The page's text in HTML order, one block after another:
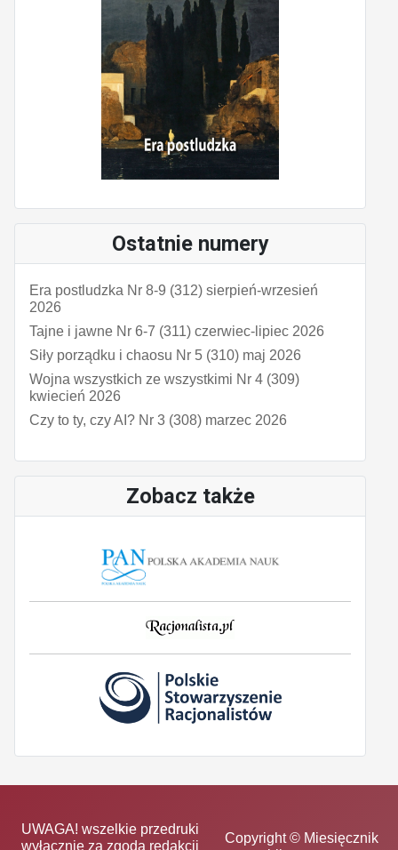
Ostatnie numery
Era postludzka Nr 8-9 (312) sierpień-wrzesień
2026
Tajne i jawne Nr 6-7 (311) czerwiec-lipiec 2026
Siły porządku i chaosu Nr 5 (310) maj 2026
Wojna wszystkich ze wszystkimi Nr 4 (309)
kwiecień 2026
Czy to ty, czy AI? Nr 3 (308) marzec 2026
Zobacz także
UWAGA! wszelkie przedruki
wyłącznie za zgodą redakcji
Copyright © Miesięcznik